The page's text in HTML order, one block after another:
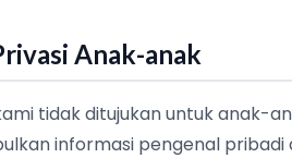
Anak-anak
tidak ditujukan untuk anak-
informasi pengenal